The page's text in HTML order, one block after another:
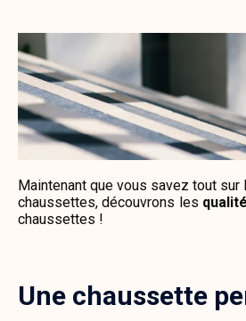
Maintenant que vous savez tout
chaussettes, découvrons les
chaussettes !
Une chaussette